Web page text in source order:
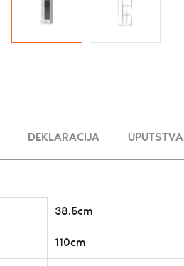
DEKLARACIJA UPUTSTVA
38.5cm
110cm